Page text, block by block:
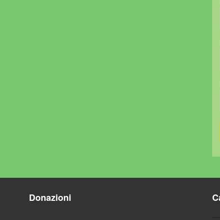
Donazioni